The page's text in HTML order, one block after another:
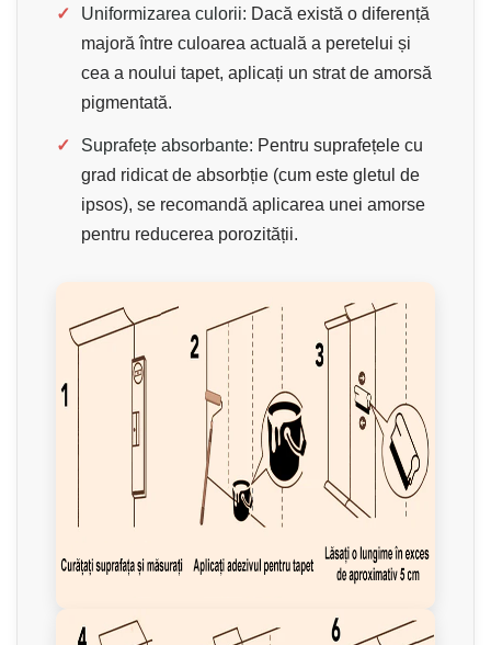
✓ Uniformizarea culorii: Dacă există o diferență
majoră între culoarea actuală a peretelui și
cea a noului tapet, aplicați un strat de amorsă
pigmentată.
✓ Suprafețe absorbante: Pentru suprafețele cu
grad ridicat de absorbție (cum este gletul de
ipsos), se recomandă aplicarea unei amorse
pentru reducerea porozității.